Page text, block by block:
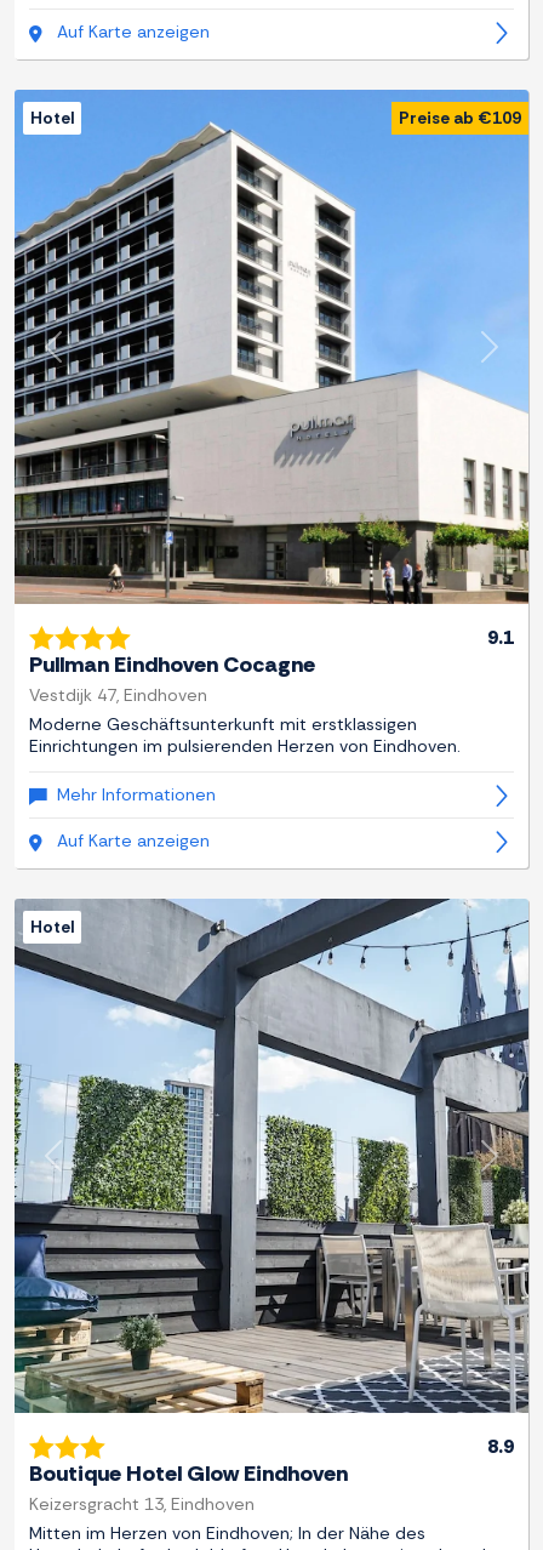
Auf Karte anzeigen
Zurück
Hotel Preise ab €109
9.1
Pullman Eindhoven Cocagne
Vestdijk 47, Eindhoven
Moderne Geschäftsunterkunft mit erstklassigen
Einrichtungen im pulsierenden Herzen von Eindhoven.
Mehr Informationen
Auf Karte anzeigen
Zurück
Hotel
8.9
Boutique Hotel Glow Eindhoven
Keizersgracht 13, Eindhoven
Mitten im Herzen von Eindhoven; In der Nähe des